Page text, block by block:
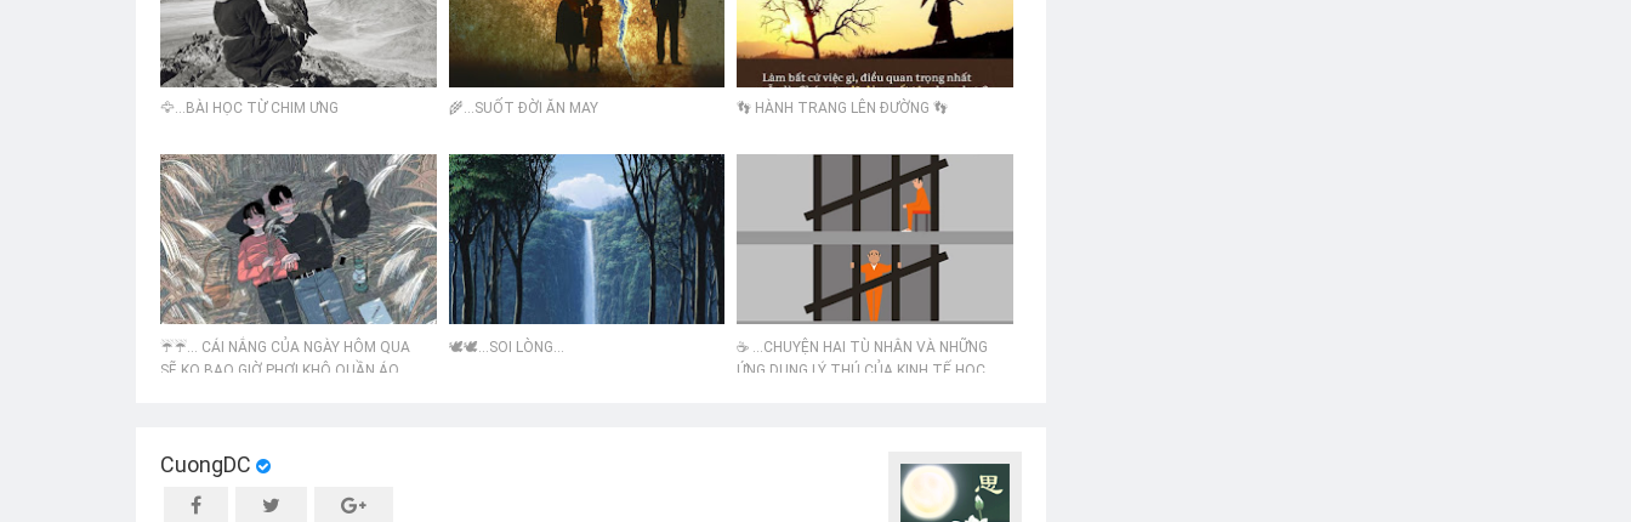
🦅...BÀI HỌC TỪ CHIM ƯNG 🌾...SUỐT ĐỜI ĂN MAY 👣 HÀNH TRANG LÊN ĐƯỜNG 👣
☔☔… CÁI NẮNG CỦA NGÀY HÔM QUA
SẼ KO BAO GIỜ PHƠI KHÔ QUẦN ÁO
🕊️🕊️...SOI LÒNG...
☕ ...CHUYỆN HAI TÙ NHÂN VÀ NHỮNG
ỨNG DỤNG LÝ THÚ CỦA KINH TẾ HỌC
CuongDC